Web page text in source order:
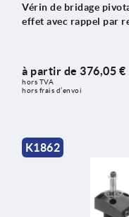
Vérin de bridage
effet avec rappel par
à partir de 376,05 €
hors TVA
hors frais d’envoi
K1862